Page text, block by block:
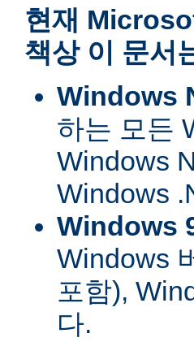
현재
책상 이 문서
Windows
하는 모든
Windows
Windows
Windows
Windows
포함),
다.